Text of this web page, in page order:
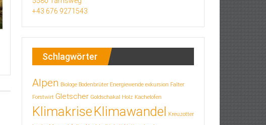
+43 676 9271543
Schlagwörter
Alpen Biologe Bodenbrüter Energiewende exkursion Falter
Forstwirt Gletscher Goldschakal Holz Kachelofen
Klimakrise Klimawandel Kreuzotter